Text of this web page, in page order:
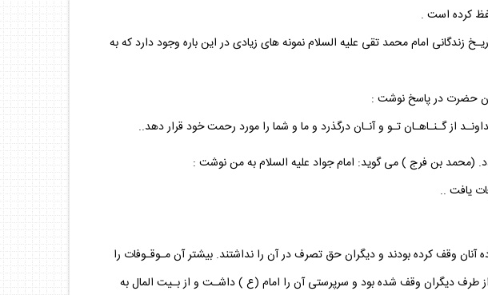
كرده است .
زندگانى امام محمد تقى عليه السلام نمونه هاى زيادى در اين باره وجود دارد كه به
آن حضرت در پاسخ نوشت :
از گـنـاهـان تـو و آنـان درگذرد و ما و شما را مورد رحمت خود قرار دهد..
(محمد بن فرج ) مى گويد: امام جواد عليه السلام به من نوشت :
يافت ..
آنان وقف كرده بودند و ديگران حق تصرف در آن را نداشتند. بيشتر آن مـوقـوفات را
طرف ديگران وقف شده بود و سرپرستى آن را امام (ع ) داشـت و از بـيت المال به